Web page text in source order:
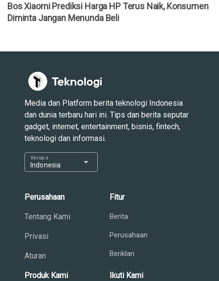
Bos Xiaomi Prediksi Harga HP Terus Naik, Konsumen
Diminta Jangan Menunda Beli
Media dan Platform berita teknologi Indonesia
dan dunia terbaru hari ini. Tips dan berita seputar
gadget, internet, entertainment, bisnis, fintech,
teknologi dan informasi.
Indonesia
Version arrow_drop_down
Perusahaan
Tentang Kami
Privasi
Aturan
Fitur
Berita
Perusahaan
Beriklan
Produk Kami Ikuti Kami